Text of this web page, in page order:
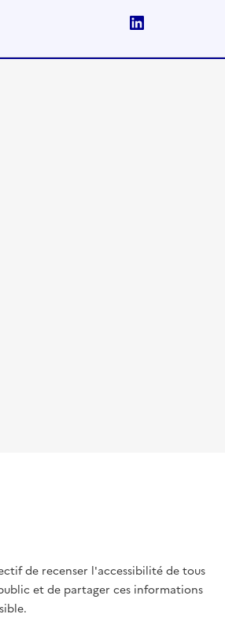
de recenser l'accessibilité de tous
et de partager ces informations